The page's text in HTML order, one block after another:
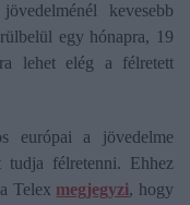
kevesebb
egy hónapra, 19
lehet elég a félretett
európai a jövedelme
tudja félretenni. Ehhez
Telex megjegyzi, hogy